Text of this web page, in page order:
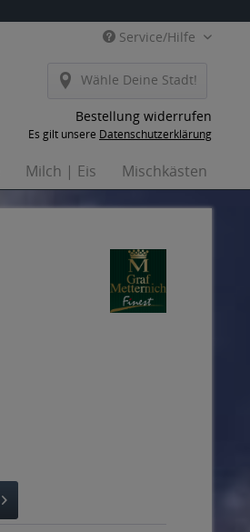
Service/Hilfe
Wähle Deine Stadt!
Bestellung widerrufen
Es gilt unsere Datenschutzerklärung
Milch | Eis Mischkästen